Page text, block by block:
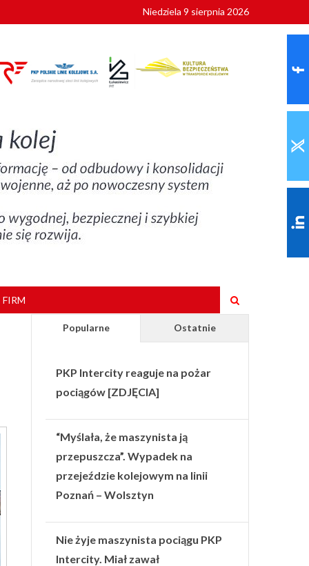
Niedziela 9 sierpnia 2026
Popularne Ostatnie
PKP Intercity reaguje na pożar
pociągów [ZDJĘCIA]
“Myślała, że maszynista ją
przepuszcza”. Wypadek na
przejeździe kolejowym na linii
Poznań – Wolsztyn
Nie żyje maszynista pociągu PKP
Intercity. Miał zawał